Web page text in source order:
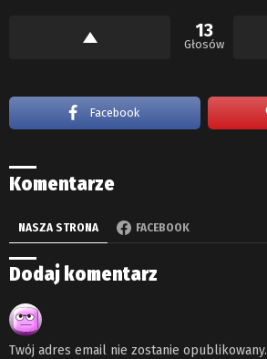
13
Głosów
Facebook
Komentarze
NASZA STRONA FACEBOOK
Dodaj komentarz
Twój adres email nie zostanie opublikowany.